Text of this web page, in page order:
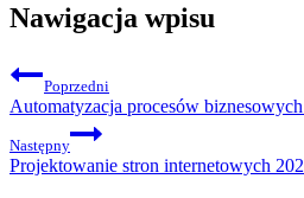
Nawigacja wpisu
Poprzedni
Automatyzacja procesów
Następny
Projektowanie stron internetowych